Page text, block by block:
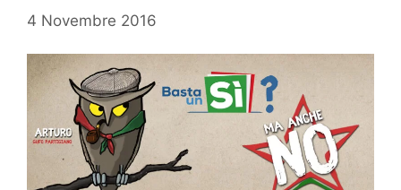
4 Novembre 2016